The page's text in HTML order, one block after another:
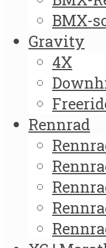
BMX-
Gravity
4X
Rennrad